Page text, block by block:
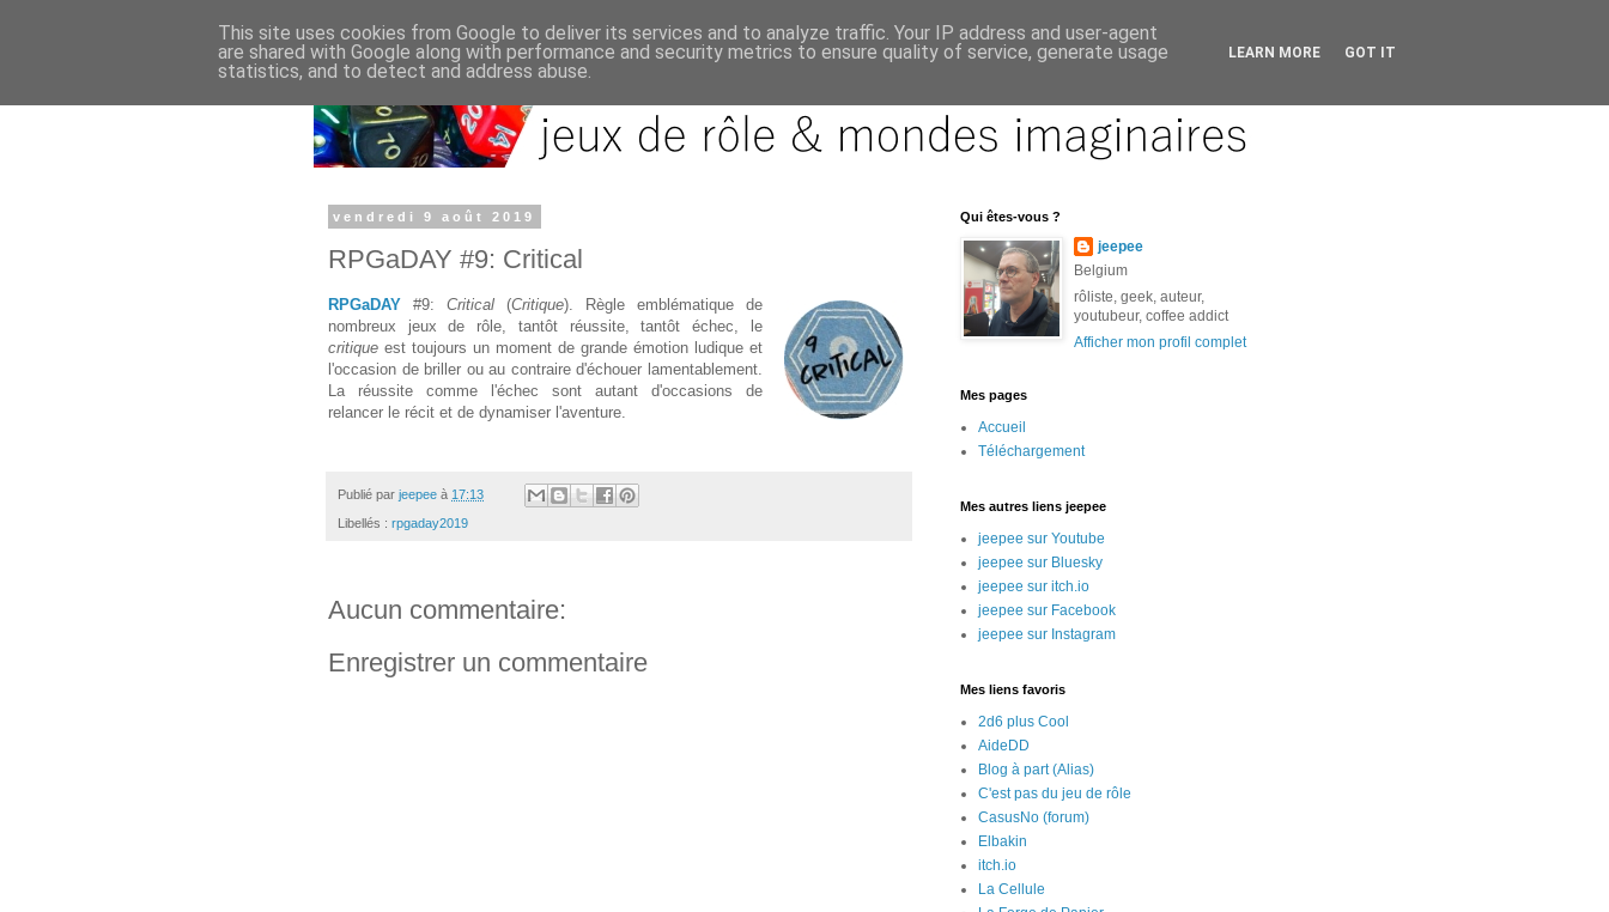
vendredi 9 août 2019
RPGaDAY #9: Critical
RPGaDAY #9: Critical (Critique). Règle emblématique de
nombreux jeux de rôle, tantôt réussite, tantôt échec, le
critique est toujours un moment de grande émotion ludique et
l'occasion de briller ou au contraire d'échouer lamentablement.
La réussite comme l'échec sont autant d'occasions de
relancer le récit et de dynamiser l'aventure.
Publié par jeepee à 17:13
Libellés : rpgaday2019
Aucun commentaire:
Enregistrer un commentaire
Qui êtes-vous ?
jeepee
Belgium
rôliste, geek, auteur,
youtubeur, coffee addict
Afficher mon profil complet
Mes pages
Accueil
Téléchargement
Mes autres liens jeepee
jeepee sur Youtube
jeepee sur Bluesky
jeepee sur itch.io
jeepee sur Facebook
jeepee sur Instagram
Mes liens favoris
2d6 plus Cool
AideDD
Blog à part (Alias)
C'est pas du jeu de rôle
CasusNo (forum)
Elbakin
itch.io
La Cellule
This site uses cookies from Google to deliver its services and to analyze traffic. Your IP address and user-agent
are shared with Google along with performance and security metrics to ensure quality of service, generate usage
statistics, and to detect and address abuse.
LEARN MORE GOT IT